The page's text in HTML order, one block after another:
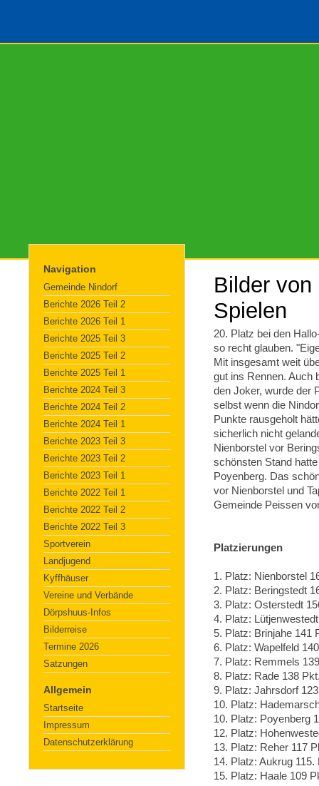
Navigation
Gemeinde Nindorf
Berichte 2026 Teil 2
Berichte 2026 Teil 1
Berichte 2025 Teil 3
Berichte 2025 Teil 2
Berichte 2025 Teil 1
Berichte 2024 Teil 3
Berichte 2024 Teil 2
Berichte 2024 Teil 1
Berichte 2023 Teil 3
Berichte 2023 Teil 2
Berichte 2023 Teil 1
Berichte 2022 Teil 1
Berichte 2022 Teil 2
Berichte 2022 Teil 3
Sportverein
Landjugend
Kyffhäuser
Vereine und Verbände
Dörpshuus-Infos
Bilderreise
Termine 2026
Satzungen
Allgemein
Startseite
Impressum
Datenschutzerklärung
Bilder von
Spielen
20. Platz bei den
so recht glauben.
Mit insgesamt weit
gut ins Rennen. Auch
den Joker, wurde der
selbst wenn die
Punkte rausgeholt
sicherlich nicht
Nienborstel vor
schönsten Stand
Poyenberg. Das
vor Nienborstel und
Gemeinde Peissen
Platzierungen
1. Platz: Nienborstel
2. Platz: Beringstedt
3. Platz: Osterstedt
4. Platz:
5. Platz: Brinjahe 141
6. Platz: Wapelfeld
7. Platz: Remmels
8. Platz: Rade 138
9. Platz: Jahrsdorf
10. Platz:
10. Platz: Poyenberg
12. Platz:
13. Platz: Reher 117
14. Platz: Aukrug 115.
15. Platz: Haale 109